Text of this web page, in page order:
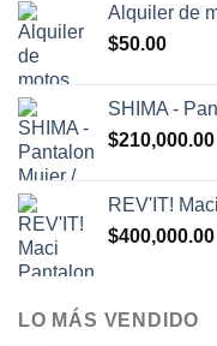
Alquiler de
$50.00
SHIMA -
$210,000.00
REV'IT!
$400,000.00
LO MÁS VENDIDO